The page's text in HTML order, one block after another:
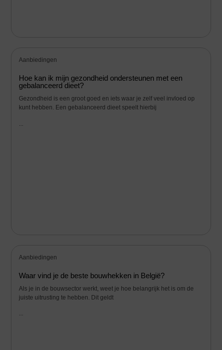
Aanbiedingen
Hoe kan ik mijn gezondheid ondersteunen met een
gebalanceerd dieet?
Gezondheid is een groot goed en iets waar je zelf veel invloed op
kunt hebben. Een gebalanceerd dieet speelt hierbij
Aanbiedingen
Waar vind je de beste bouwhekken in België?
Als je in de bouwsector werkt, weet je hoe belangrijk het is om de
juiste uitrusting te hebben. Dit geldt
...